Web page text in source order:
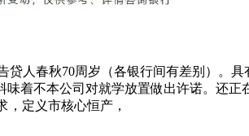
贷人春秋70周岁（各银行间有差别）。
着不本公司对就学放置做出许诺。还正
定义市核心恒产，